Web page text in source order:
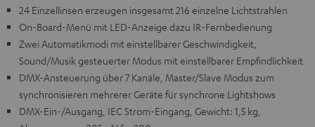
24 Einzellinsen erzeugen insgesamt 216 einzelne Lichtstrahlen
On-Board-Menü mit LED-Anzeige dazu IR-Fernbedienung
Zwei Automatikmodi mit einstellbarer Geschwindigkeit,
Sound/Musik gesteuerter Modus mit einstellbarer Empfindlichkeit
DMX-Ansteuerung über 7 Kanäle, Master/Slave Modus zum
synchronisieren mehrerer Geräte für synchrone Lightshows
DMX-Ein-/Ausgang, IEC Strom-Eingang, Gewicht: 1,5 kg,